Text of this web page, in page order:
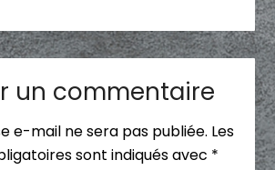
un commentaire
e-mail ne sera pas publiée. Les
sont indiqués avec *